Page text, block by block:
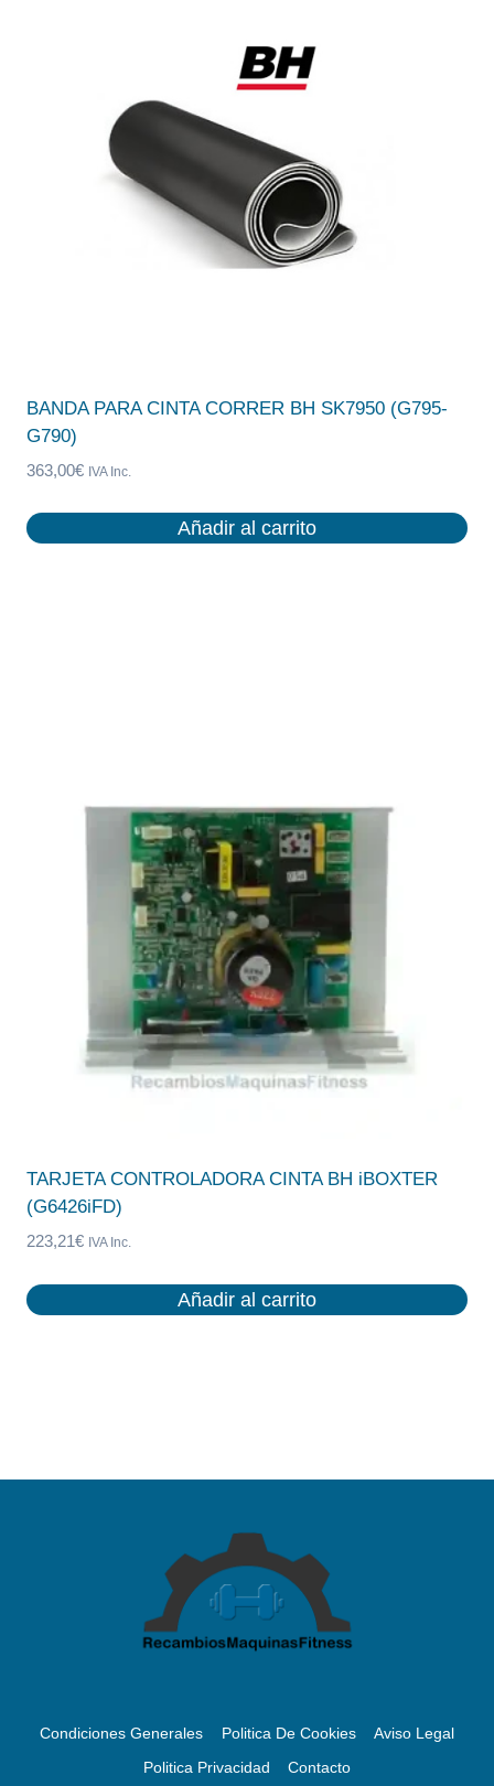
BANDA PARA CINTA CORRER BH SK7950 (G795-
G790)
363,00€ IVA Inc.
Añadir al carrito
TARJETA CONTROLADORA CINTA BH iBOXTER
(G6426iFD)
223,21€ IVA Inc.
Añadir al carrito
Condiciones Generales Politica De Cookies
Aviso Legal
Politica Privacidad
Contacto